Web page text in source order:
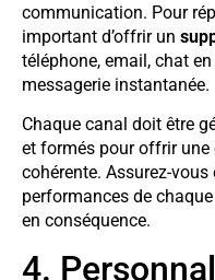
communication. Pour
important d’offrir un
téléphone, email, chat
messagerie instantanée.
Chaque canal doit être
et formés pour offrir une
cohérente. Assurez-
performances de
en conséquence.
4.